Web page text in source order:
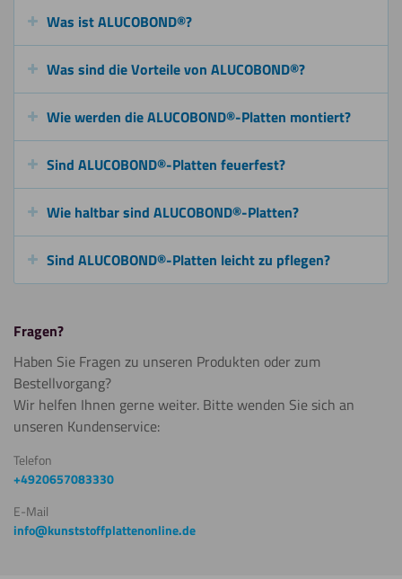
Was ist ALUCOBOND®?
Was sind die Vorteile von ALUCOBOND®?
Wie werden die ALUCOBOND®-Platten montiert?
Sind ALUCOBOND®-Platten feuerfest?
Wie haltbar sind ALUCOBOND®-Platten?
Sind ALUCOBOND®-Platten leicht zu pflegen?
Fragen?
Haben Sie Fragen zu unseren Produkten oder zum
Bestellvorgang?
Wir helfen Ihnen gerne weiter. Bitte wenden Sie sich an
unseren Kundenservice:
Telefon
+4920657083330
E-Mail
info@kunststoffplattenonline.de